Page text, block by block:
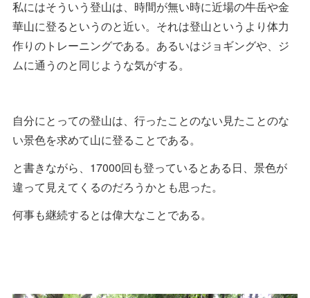
私にはそういう登山は、時間が無い時に近場の牛岳や金
華山に登るというのと近い。それは登山というより体力
作りのトレーニングである。あるいはジョギングや、ジ
ムに通うのと同じような気がする。
自分にとっての登山は、行ったことのない見たことのな
い景色を求めて山に登ることである。
と書きながら、17000回も登っているとある日、景色が
違って見えてくるのだろうかとも思った。
何事も継続するとは偉大なことである。